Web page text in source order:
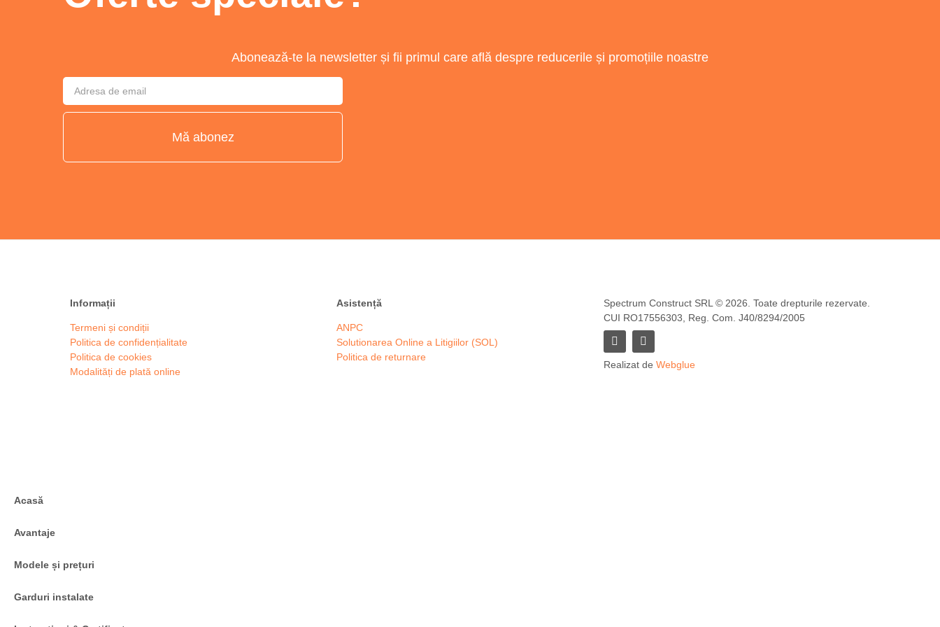
Abonează-te la newsletter și fii primul care află despre reducerile și promoțiile noastre
Mă abonez
Informații
Termeni și condiții
Politica de confidențialitate
Politica de cookies
Modalități de plată online
Asistență
ANPC
Solutionarea Online a Litigiilor (SOL)
Politica de returnare
Spectrum Construct SRL © 2026. Toate drepturile rezervate.
CUI RO17556303, Reg. Com. J40/8294/2005
Realizat de Webglue
Acasă
Avantaje
Modele și prețuri
Garduri instalate